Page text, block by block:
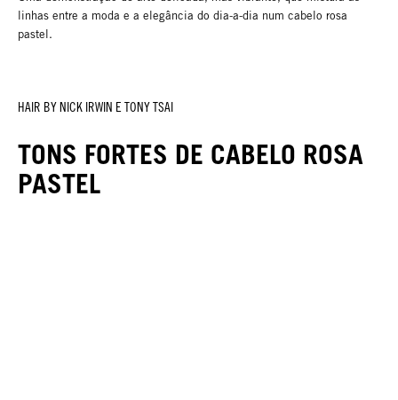
linhas entre a moda e a elegância do dia-a-dia num cabelo rosa
pastel.
HAIR BY NICK IRWIN E TONY TSAI
TONS FORTES DE CABELO ROSA
PASTEL